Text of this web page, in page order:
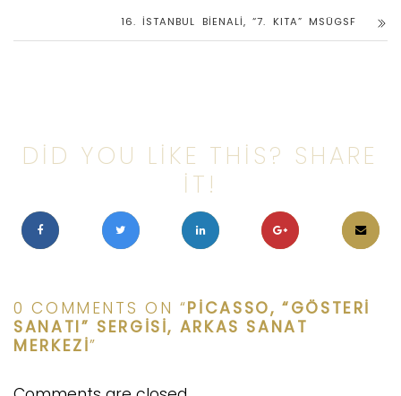
16. İSTANBUL BIENALI, “7. KITA” MSÜGSF
DID YOU LIKE THIS? SHARE
IT!
0 COMMENTS ON “PICASSO, “GÖSTERI
SANATI” SERGISI, ARKAS SANAT
MERKEZI”